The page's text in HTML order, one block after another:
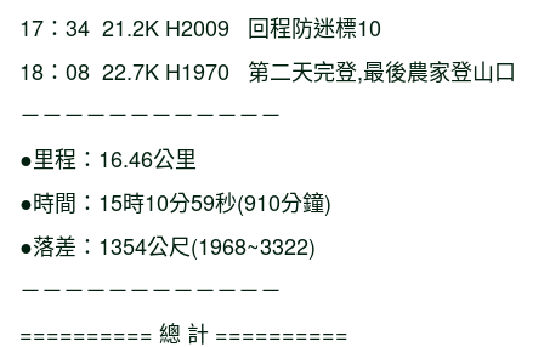
17：34 21.2K H2009 回程防迷標10
18：08 22.7K H1970 第二天完登,最後農家登山口
－－－－－－－－－－－－
●里程：16.46公里
●時間：15時10分59秒(910分鐘)
●落差：1354公尺(1968~3322)
－－－－－－－－－－－－
========== 總 計 ==========